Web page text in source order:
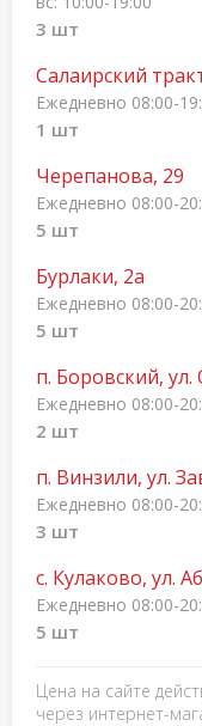
3 шт
Салаирский
Ежедневно 08:00-
1 шт
Черепанова, 29
Ежедневно 08:00-
5 шт
Бурлаки, 2а
Ежедневно 08:00-
5 шт
п. Боровский,
Ежедневно 08:00-
2 шт
п. Винзили, ул.
Ежедневно 08:00-
3 шт
с. Кулаково, ул.
Ежедневно 08:00-
5 шт
Цена на сайте
через интернет-